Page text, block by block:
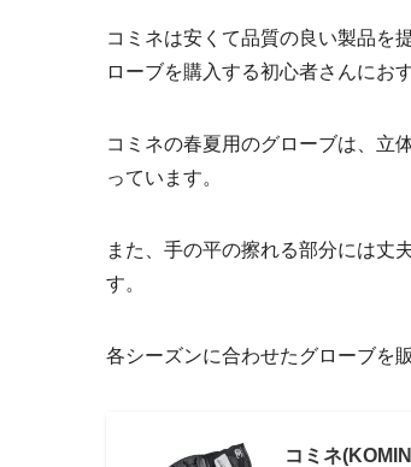
コミネは安くて品質の良い製品を
ローブを購入する初心者さんにお
コミネの春夏用のグローブは、立
っています。
また、手の平の擦れる部分には丈
す。
各シーズンに合わせたグローブを
コミネ